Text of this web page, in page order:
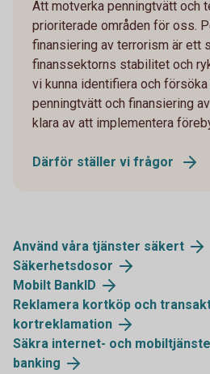
Att motverka penningtvätt och
prioriterade områden för oss.
finansiering av terrorism är ett
finanssektorns stabilitet och
vi kunna identifiera och
penningtvätt och finansiering
klara av att implementera
Därför ställer vi frågor
Använd våra tjänster säkert
Säkerhetsdosor
Mobilt BankID
Reklamera kortköp och
kortreklamation
Säkra internet- och
banking